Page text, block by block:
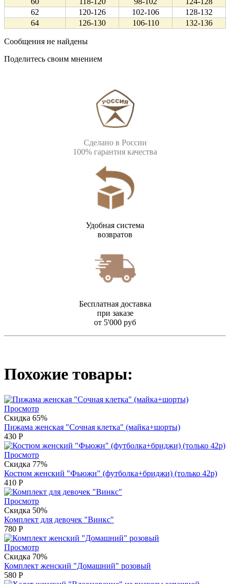
62
120-126 102-106
128-132
64
126-130 106-110 132-136
Сообщения не найдены
Поделитесь своим мнением
Сделано в России
100% гарантия качества
Удобная система
возвратов
Бесплатная доставка
при заказе
от 5'000 руб
Похожие товары:
Просмотр
Скидка 65%
Пижама женская "Сочная клетка" (майка+шорты)
430 Р
Просмотр
Скидка 77%
Костюм женский "Фьюжн" (футболка+бриджи) (только 42р)
410 Р
Просмотр
Скидка 50%
Комплект для девочек "Винкс"
780 Р
Просмотр
Скидка 70%
Комплект женский "Домашний" розовый
580 Р